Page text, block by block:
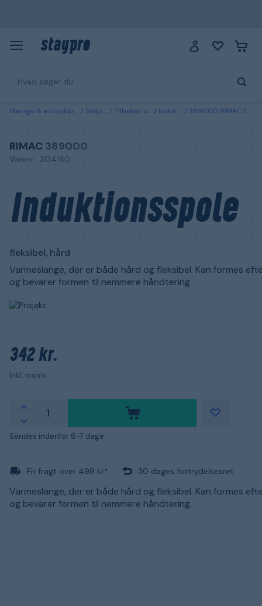
Garage & arbejdsplads Svejsning Tilbehør svejsning Induktionscoils 389000 RIMAC Induktionsspole fleksibel, hård
RIMAC 389000
Varenr.: 3134180
Induktionsspole
fleksibel, hård
Varmeslange, der er både hård og fleksibel. Kan formes
og bevarer formen til nemmere håndtering.
342 kr.
Inkl. moms
Sendes indenfor 6-7 dage
Fri fragt over 499 kr* 30 dages fortrydelsesret
Varmeslange, der er både hård og fleksibel. Kan formes
og bevarer formen til nemmere håndtering.